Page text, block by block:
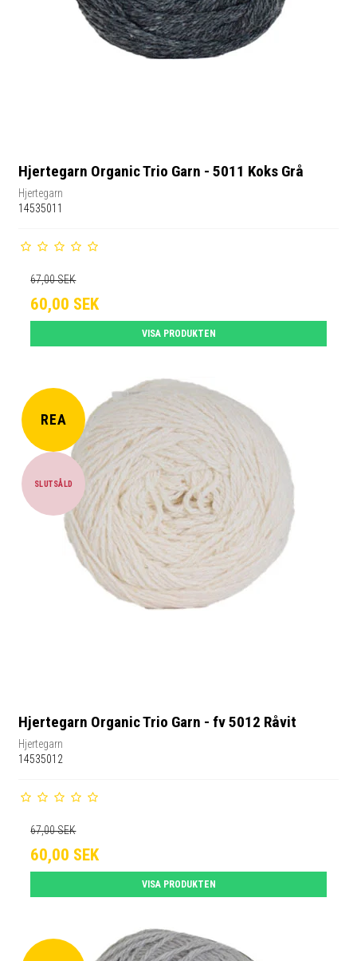
Hjertegarn Organic Trio Garn - 5011 Koks Grå
Hjertegarn
14535011
67,00 SEK
60,00 SEK
VISA PRODUKTEN
REA
SLUTSÅLD
Hjertegarn Organic Trio Garn - fv 5012 Råvit
Hjertegarn
14535012
67,00 SEK
60,00 SEK
VISA PRODUKTEN